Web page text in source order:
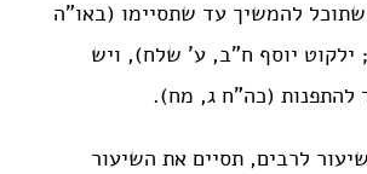
שתוכל להמשיך עד שתסיימו (באו”ה
ילקוט יוסף ח”ב, ע’ שלח), ויש
להתפנות (כה”ח ג, מח).
לרבים, תסיים את השיעור